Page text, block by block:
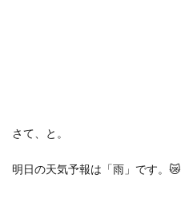
さて、と。
明日の天気予報は「雨」です。 😿